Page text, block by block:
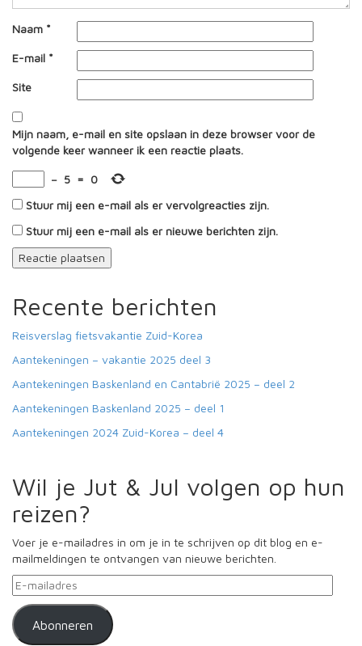
Naam *
E-mail *
Site
Mijn naam, e-mail en site opslaan in deze browser voor de
volgende keer wanneer ik een reactie plaats.
− 5 = 0
Stuur mij een e-mail als er vervolgreacties zijn.
Stuur mij een e-mail als er nieuwe berichten zijn.
Recente berichten
Reisverslag fietsvakantie Zuid-Korea
Aantekeningen – vakantie 2025 deel 3
Aantekeningen Baskenland en Cantabrië 2025 – deel 2
Aantekeningen Baskenland 2025 – deel 1
Aantekeningen 2024 Zuid-Korea – deel 4
Wil je Jut & Jul volgen op hun
reizen?
Voer je e-mailadres in om je in te schrijven op dit blog en e-
mailmeldingen te ontvangen van nieuwe berichten.
E-
mailadres
Abonneren